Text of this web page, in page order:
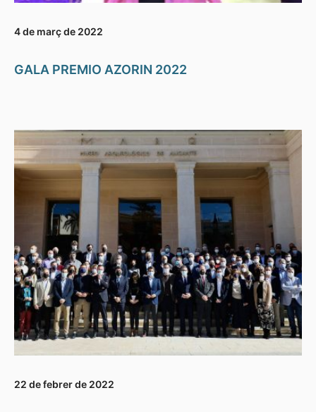
4 de març de 2022
GALA PREMIO AZORIN 2022
22 de febrer de 2022